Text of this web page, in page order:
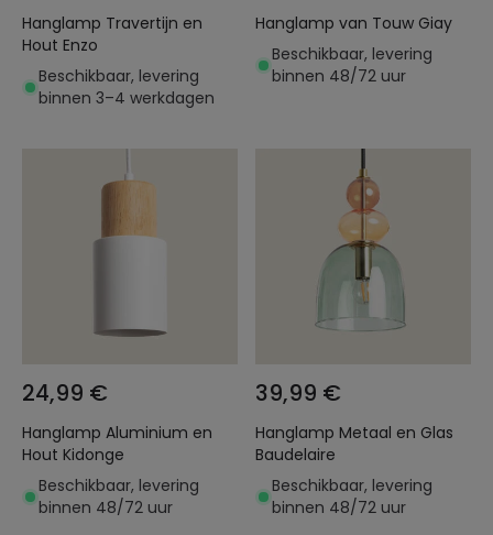
Hanglamp Travertijn en
Hout Enzo
Beschikbaar, levering
binnen 3–4 werkdagen
Hanglamp van Touw Giay
Beschikbaar, levering
binnen 48/72 uur
24,99 €
Hanglamp Aluminium en
Hout Kidonge
Beschikbaar, levering
binnen 48/72 uur
39,99 €
Hanglamp Metaal en Glas
Baudelaire
Beschikbaar, levering
binnen 48/72 uur